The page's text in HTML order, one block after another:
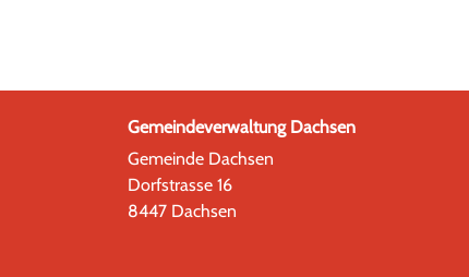
Gemeindeverwaltung Dachsen
Gemeinde Dachsen
Dorfstrasse 16
8447 Dachsen